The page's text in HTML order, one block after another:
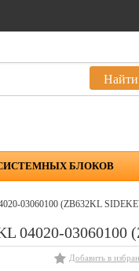
БЛОКОВ
03060100 (ZB632KL
04020-03060100
Добавить в